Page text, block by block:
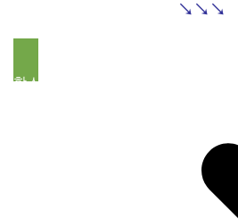
↘ ↘ ↘
항산화 뜻? 항산화 많은 음식